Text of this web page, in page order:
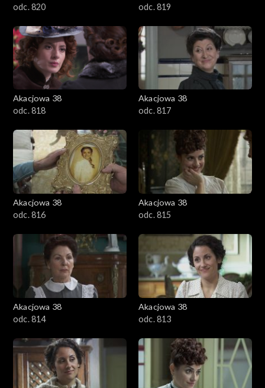
odc. 820
odc. 819
Akacjowa 38
odc. 818
Akacjowa 38
odc. 817
Akacjowa 38
odc. 816
Akacjowa 38
odc. 815
Akacjowa 38
odc. 814
Akacjowa 38
odc. 813